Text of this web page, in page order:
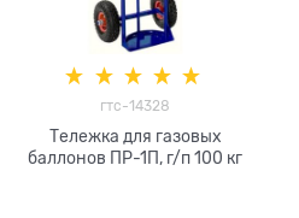
гтс-14328
Тележка для газовых
баллонов ПР-1П, г/п 100 кг